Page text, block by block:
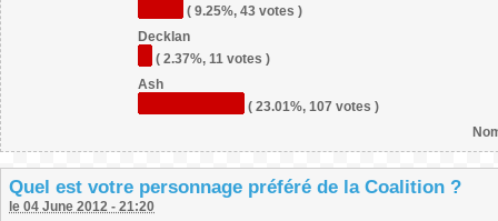
( 9.25%, 43 votes )
Decklan
( 2.37%, 11 votes )
Ash
( 23.01%, 107 votes )
Quel est votre personnage préféré de la Coalition ?
le 04 June 2012 - 21:20